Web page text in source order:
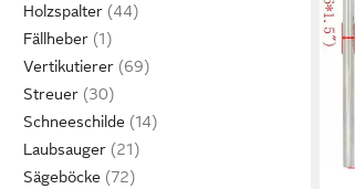
Holzspalter
Fällheber
Vertikutierer
Streuer
Schneeschilde
Laubsauger
Sägeböcke